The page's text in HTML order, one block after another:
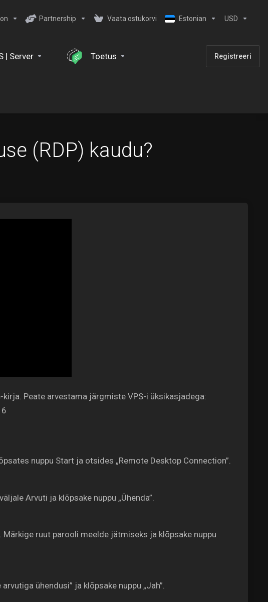
Partnership Vaata ostukorvi Estonian USD
| Server Toetus Registreeri
(RDP) kaudu?
Peate arvestama järgmiste VPS-i üksikasjadega:
nuppu Start ja otsides „Remote Desktop Connection”.
Arvuti ja klõpsake nuppu „Ühenda”.
ruut parooli meelde jätmiseks ja klõpsake nuppu
ühendusi” ja klõpsake nuppu „Jah”.